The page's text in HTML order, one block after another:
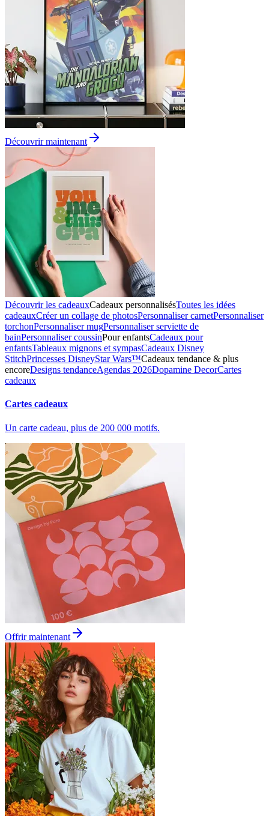
Découvrir maintenant
Découvrir les cadeauxCadeaux personnalisésToutes les idées
cadeauxCréer un collage de photosPersonnaliser carnetPersonnaliser
torchonPersonnaliser mugPersonnaliser serviette de
bainPersonnaliser coussinPour enfantsCadeaux pour
enfantsTableaux mignons et sympasCadeaux Disney
StitchPrincesses DisneyStar Wars™Cadeaux tendance & plus
encoreDesigns tendanceAgendas 2026Dopamine DecorCartes
cadeaux
Cartes cadeaux
Un carte cadeau, plus de 200 000 motifs.
Offrir maintenant